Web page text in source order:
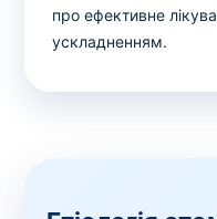
про ефективне
ускладненням.